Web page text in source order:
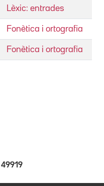
Lèxic: entrades
Fonètica i ortografia
Fonètica i ortografia
49919